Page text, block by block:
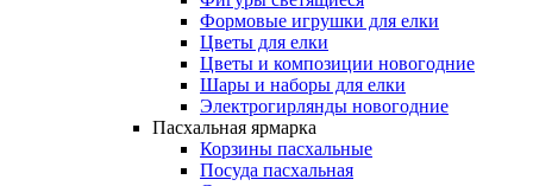
Формовые игрушки для елки
Цветы для елки
Цветы и композиции новогодние
Шары и наборы для елки
Электрогирлянды новогодние
Пасхальная ярмарка
Корзины пасхальные
Посуда пасхальная